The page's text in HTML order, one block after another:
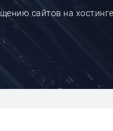
сайтов на хостинге.